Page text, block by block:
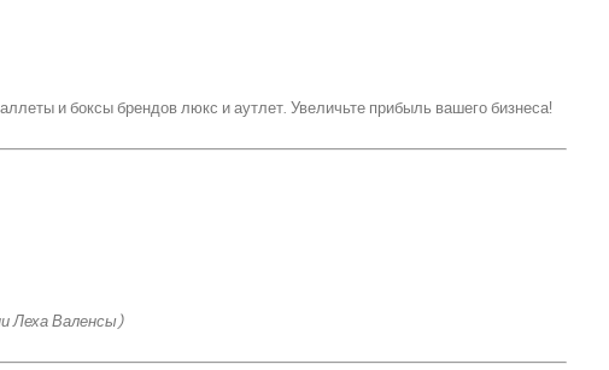
и боксы брендов люкс и аутлет. Увеличьте прибыль вашего бизнеса!
Леха Валенсы)